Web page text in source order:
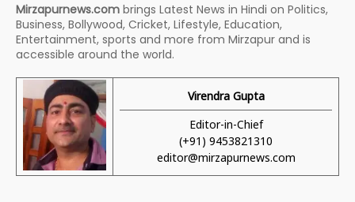
Mirzapurnews.com brings Latest News in Hindi on Politics,
Business, Bollywood, Cricket, Lifestyle, Education,
Entertainment, sports and more from Mirzapur and is
accessible around the world.
Virendra Gupta
Editor-in-Chief
(+91) 9453821310
editor@mirzapurnews.com